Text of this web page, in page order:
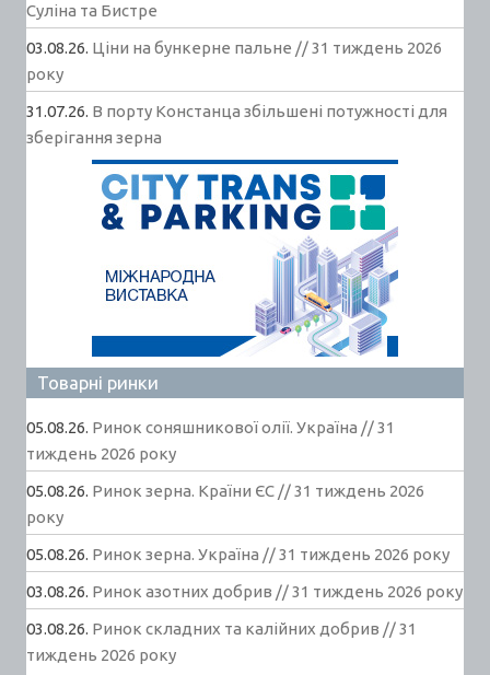
Суліна та Бистре
03.08.26. Ціни на бункерне пальне // 31 тиждень 2026
року
31.07.26. В порту Констанца збільшені потужності для
зберігання зерна
Товарні ринки
05.08.26. Ринок соняшникової олії. Україна // 31
тиждень 2026 року
05.08.26. Ринок зерна. Країни ЄС // 31 тиждень 2026
року
05.08.26. Ринок зерна. Україна // 31 тиждень 2026 року
03.08.26. Ринок азотних добрив // 31 тиждень 2026 року
03.08.26. Ринок складних та калійних добрив // 31
тиждень 2026 року